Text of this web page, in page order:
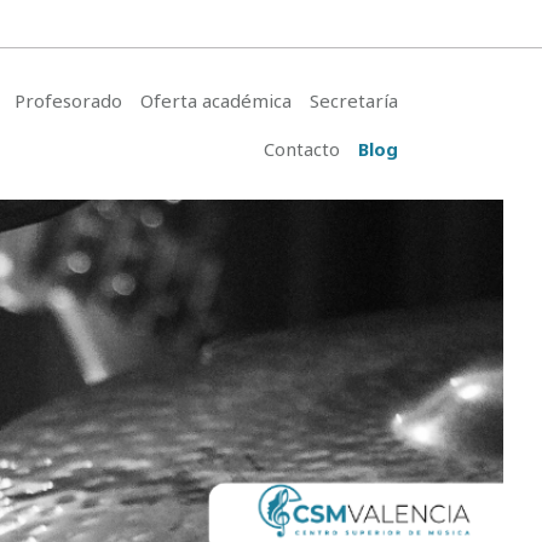
Profesorado Oferta académica
Secretaría
Contacto
Blog